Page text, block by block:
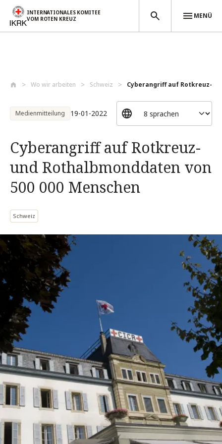
INTERNATIONALES KOMITEE
VOM ROTEN KREUZ
MENÜ
Wo wir arbeiten Schweiz Cyberangriff auf Rotkreuz-
Medienmitteilung 19-01-2022
Cyberangriff auf Rotkreuz-
und Rothalbmonddaten von
500 000 Menschen
Schweiz